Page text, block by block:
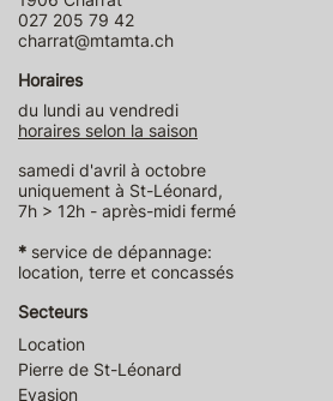
027 205 79 42
charrat@mtamta.ch
Horaires
du lundi au vendredi
horaires selon la saison
samedi d'avril à octobre
uniquement à St-Léonard,
7h > 12h - après-midi fermé
* service de dépannage:
location, terre et concassés
Secteurs
Location
Pierre de St-Léonard
Evasion